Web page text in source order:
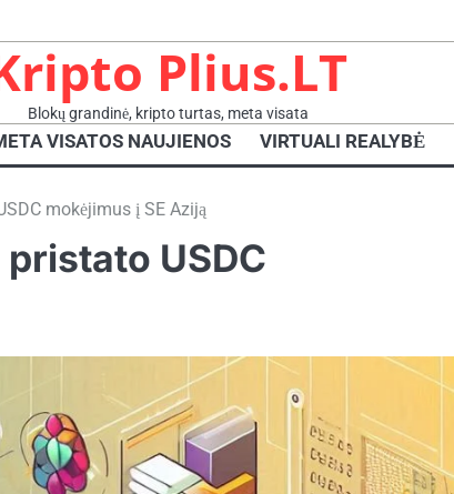
Plius.LT
Blokų grandinė, kripto turtas, meta visata
VISATOS NAUJIENOS VIRTUALI REALYBĖ
mokėjimus į SE Aziją
USDC